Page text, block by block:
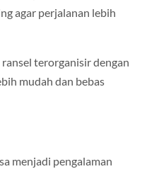
agar perjalanan lebih
terorganisir dengan
mudah dan bebas
menjadi pengalaman